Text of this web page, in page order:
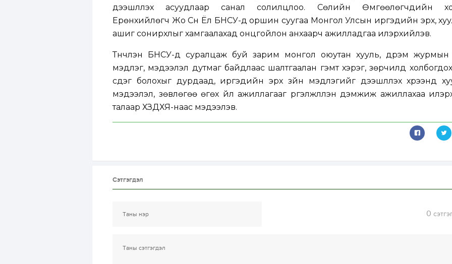
дээшлүүлэх асуудлаар санал солилцлоо. Сөүлийн Өмгөөлөгчдийн
Ерөнхийлөгч Жо Сүн Ёл БНСУ-д оршин суугаа Монгол Улсын иргэдийн эрх,
ашиг сонирхлыг хамгаалахад онцгойлон анхаарч ажилладгаа илэрхийлэв.
Түүнчлэн БНСУ-д суралцаж буй зарим монгол оюутан хууль, дүрэм журмын
мэдлэг, мэдээлэл дутмаг байдлаас шалтгаалан гэмт хэрэг, зөрчилд
үүсдэг болохыг дурдаад, иргэдийн эрх зүйн мэдлэгийг дээшлүүлэх хүрээнд
мэдээлэл, зөвлөгөө өгөх үйл ажиллагааг үргэлжлүүлэн дэмжиж ажиллахаа
талаар ХЗДХЯ-наас мэдээлэв.
Сэтгэгдэл
0